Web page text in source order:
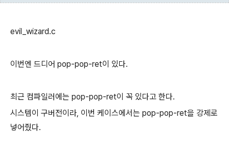
evil_wizard.c
이번엔 드디어 pop-pop-ret이 있다.
최근 컴파일러에는 pop-pop-ret이 꼭 있다고 한다.
시스템이 구버전이라, 이번 케이스에서는 pop-pop-ret을 강제로
넣어줬다.